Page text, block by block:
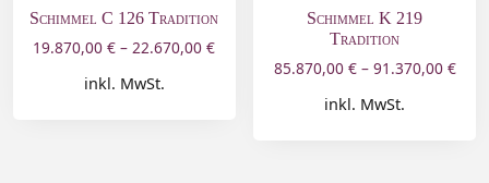
Schimmel C 126 Tradition
19.870,00€ –22.670,00€
inkl. MwSt.
Schimmel K 219
Tradition
85.870,00 €– 91.370,00 €
inkl. MwSt.